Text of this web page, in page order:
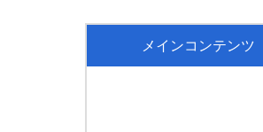
メインコンテンツ